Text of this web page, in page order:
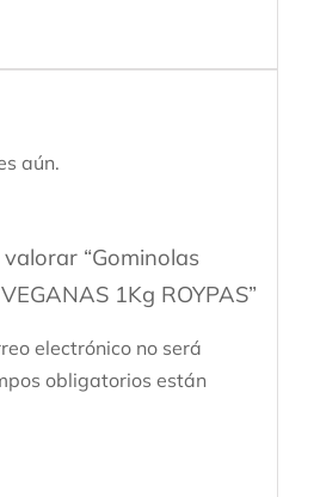
aún.
“Gominolas
1Kg ROYPAS”
electrónico no será
obligatorios están